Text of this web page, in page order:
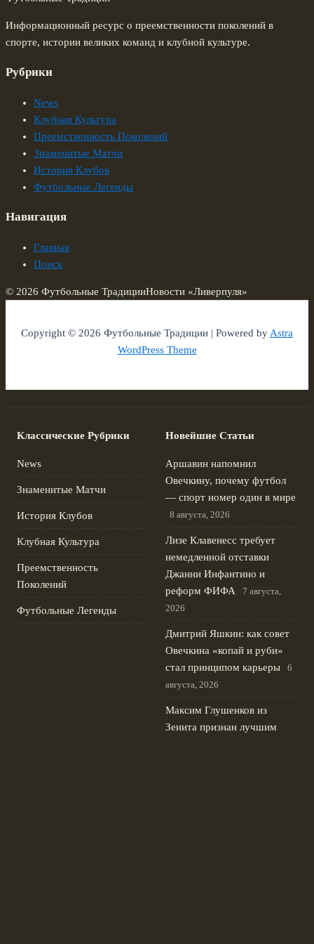
Информационный ресурс о преемственности поколений в
спорте, истории великих команд и клубной культуре.
Рубрики
News
Клубная Культура
Преемственность Поколений
Знаменитые Матчи
История Клубов
Футбольные Легенды
Навигация
Главная
Поиск
© 2026 Футбольные ТрадицииНовости «Ливерпуля»
Copyright © 2026 Футбольные Традиции | Powered byAstra
WordPress Theme
Классические Рубрики
News
Знаменитые Матчи
История Клубов
Клубная Культура
Преемственность
Поколений
Футбольные Легенды
Новейшие Статьи
Аршавин напомнил
Овечкину, почему футбол
— спорт номер один в мире
8 августа, 2026
Лизе Клавенесс требует
немедленной отставки
Джанни Инфантино и
реформ ФИФА
7 августа,
2026
Дмитрий Яшкин: как совет
Овечкина «копай и руби»
стал принципом карьеры
6
августа, 2026
Максим Глушенков из
Зенита признан лучшим